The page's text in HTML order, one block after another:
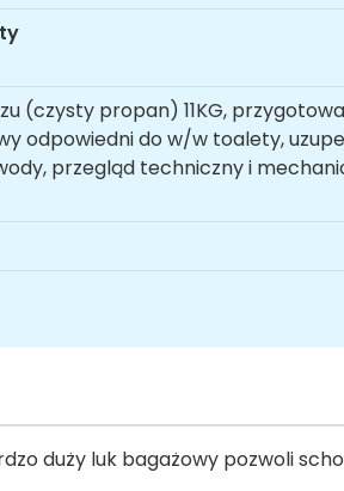
(czysty propan) 11KG,
odpowiedni do w/w toalety,
przegląd techniczny i
duży luk bagażowy pozwoli